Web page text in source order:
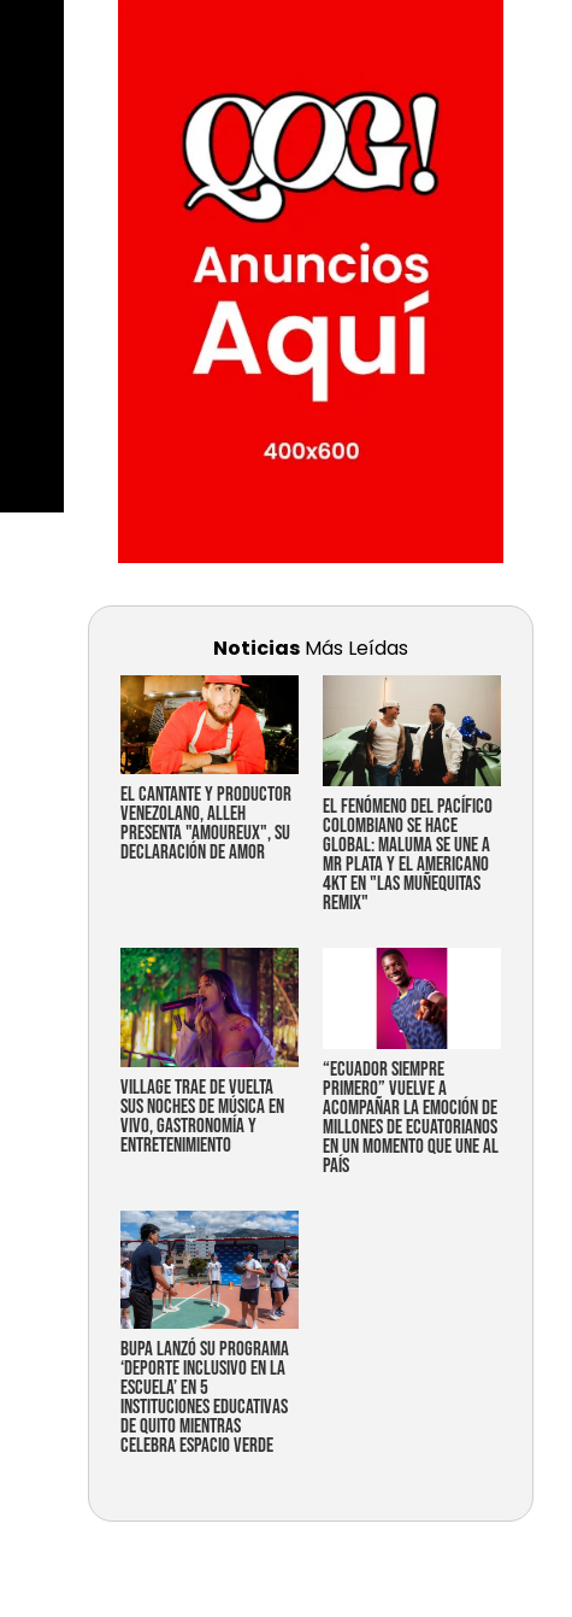
Noticias Más Leídas
EL CANTANTE Y PRODUCTOR
VENEZOLANO, ALLEH
PRESENTA "AMOUREUX", SU
DECLARACIÓN DE AMOR
EL FENÓMENO DEL PACÍFICO
COLOMBIANO SE HACE
GLOBAL: MALUMA SE UNE A
MR PLATA Y EL AMERICANO
4KT EN "LAS MUÑEQUITAS
REMIX"
Village trae de vuelta
sus noches de música en
vivo, gastronomía y
entretenimiento
“Ecuador siempre
primero” vuelve a
acompañar la emoción de
millones de ecuatorianos
en un momento que une al
país
Bupa lanzó su programa
‘Deporte Inclusivo en la
Escuela’ en 5
instituciones educativas
de Quito mientras
celebra espacio verde